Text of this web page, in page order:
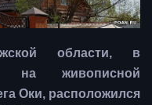
области, в
на живописной
Оки, расположился